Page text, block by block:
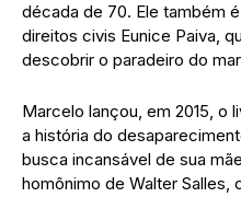
década de 70. Ele também
direitos civis Eunice Paiva,
descobrir o paradeiro do
Marcelo lançou, em 2015, o
a história do
busca incansável de sua
homônimo de Walter